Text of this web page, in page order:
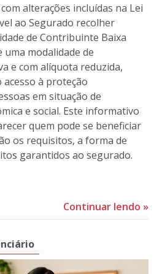
alterações incluídas na Lei
ao Segurado recolher
de Contribuinte Baixa
uma modalidade de
e com alíquota reduzida,
à proteção
em situação de
e social. Este informativo
quem pode se beneficiar
os requisitos, a forma de
garantidos ao segurado.
Continuar lendo »